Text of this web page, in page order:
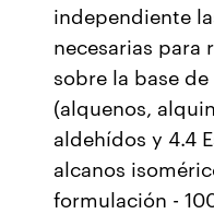
independiente
necesarias para
sobre la base
(alquenos,
aldehídos y 4.4
alcanos
formulación -